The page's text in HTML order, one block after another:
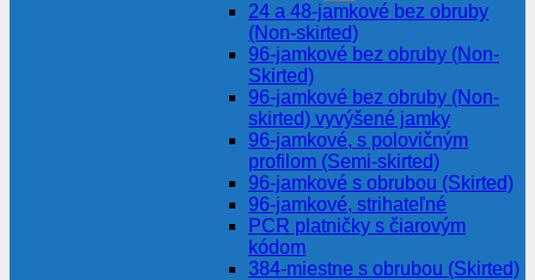
24 a 48-jamkové bez obruby
(Non-skirted)
96-jamkové bez obruby (Non-
Skirted)
96-jamkové bez obruby (Non-
skirted) vyvýšené jamky
96-jamkové, s polovičným
profilom (Semi-skirted)
96-jamkové s obrubou (Skirted)
96-jamkové, strihateľné
PCR platničky s čiarovým
kódom
384-miestne s obrubou (Skirted)